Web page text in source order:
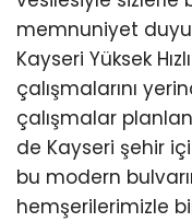
memnuniyet
Kayseri Yüksek
çalışmalarını
çalışmalar
de Kayseri şehir
bu modern
hemşerilerimizle